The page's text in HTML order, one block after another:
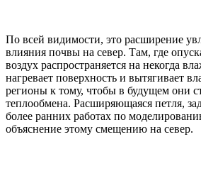
По всей видимости, это расширение
влияния почвы на север. Там, где
воздух распространяется на некогда
нагревает поверхность и вытягивает
регионы к тому, чтобы в будущем они
теплообмена. Расширяющаяся петля,
более ранних работах по
объяснение этому смещению на север.